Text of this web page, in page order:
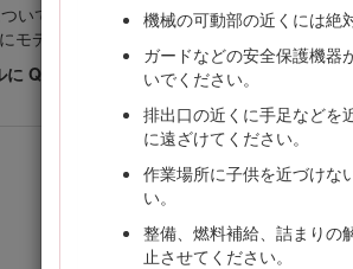
機械の可動部の近くには絶
ガードなどの安全保護機器
いでください。
排出口の近くに手足などを
に遠ざけてください。
作業場所に子供を近づけな
い。
整備、燃料補給、詰まりの
止させてください。
いてなど、分からないことはお気軽に弊社
にモデル番号とシリアル番号を刻印した銘板
QR コードがついている場合は、スマート